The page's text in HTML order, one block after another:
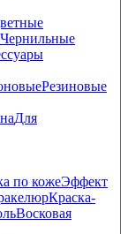
Чернильные
Резиновые
Для
по кожеЭффект
Краска-
Восковая